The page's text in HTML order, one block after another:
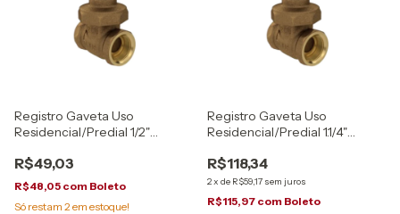
Registro Gaveta Uso
Residencial/Predial 1/2"
R$49,03
R$48,05 com Boleto
Só restam 2em estoque!
Registro Gaveta Uso
Residencial/Predial 1.1/4"
R$118,34
2x de R$59,17 sem juros
R$115,97 com Boleto